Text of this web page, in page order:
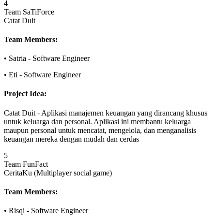
4
Team SaTiForce
Catat Duit
Team Members:
• Satria - Software Engineer
• Eti - Software Engineer
Project Idea:
Catat Duit - Aplikasi manajemen keuangan yang dirancang khusus
untuk keluarga dan personal. Aplikasi ini membantu keluarga
maupun personal untuk mencatat, mengelola, dan menganalisis
keuangan mereka dengan mudah dan cerdas
5
Team FunFact
CeritaKu (Multiplayer social game)
Team Members:
• Risqi - Software Engineer